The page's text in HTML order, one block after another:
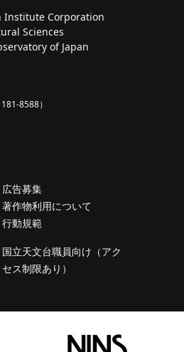
Institute Corporation
Sciences
of Japan
8588）
広告募集
著作物利用について
行動規範
国立天文台職員向け（アク
セス制限あり）